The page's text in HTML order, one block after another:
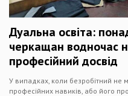
Дуальна освіта:
черкащан водночас
професійний досвід
У випадках, коли безробітний не
професійних навиків, або його